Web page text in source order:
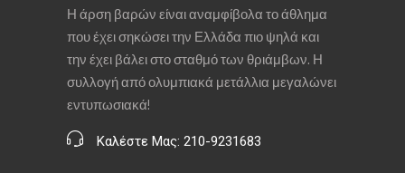
Η άρση βαρών είναι αναμφίβολα το άθλημα
που έχει σηκώσει την Ελλάδα πιο ψηλά και
την έχει βάλει στο σταθμό των θριάμβων. Η
συλλογή από ολυμπιακά μετάλλια μεγαλώνει
εντυπωσιακά!
Καλέστε Μας: 210-9231683